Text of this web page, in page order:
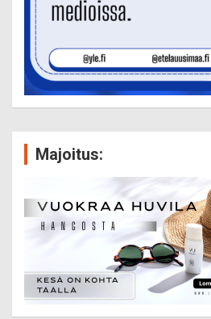
Majoitus: